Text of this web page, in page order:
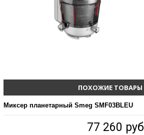
ПОХОЖИЕ ТОВАРЫ
Миксер планетарный Smeg SMF03BLEU
77 260 руб